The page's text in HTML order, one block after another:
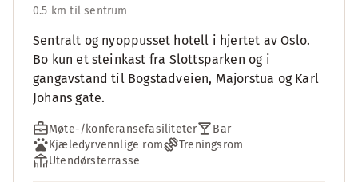
0.5 km til sentrum
Sentralt og nyoppusset hotell i hjertet av Oslo.
Bo kun et steinkast fra Slottsparken og i
gangavstand til Bogstadveien, Majorstua og Karl
Johans gate.
Møte-/konferansefasiliteter
Bar
Kjæledyrvennlige rom
Treningsrom
Utendørsterrasse